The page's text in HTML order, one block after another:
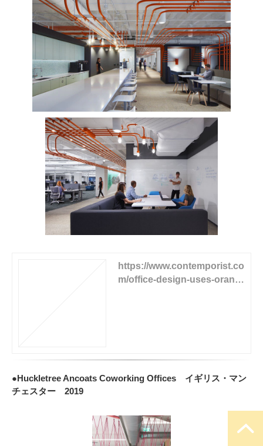
https://www.contemporist.co
m/office-design-uses-orang
●Huckletree Ancoats Coworking Offices イギリス・マン
チェスター 2019